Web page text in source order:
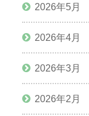
2026年5月
2026年4月
2026年3月
2026年2月